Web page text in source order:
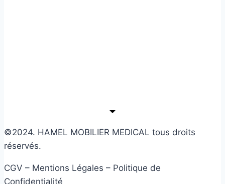
©2024. HAMEL MOBILIER MEDICAL tous droits
réservés.
CGV – Mentions Légales – Politique de
Confidentialité